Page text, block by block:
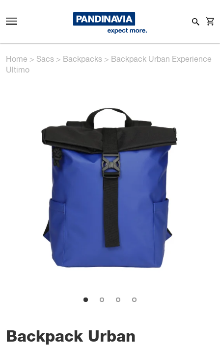
Home > Sacs > Backpacks > Backpack Urban Experience
Ultimo
Backpack Urban